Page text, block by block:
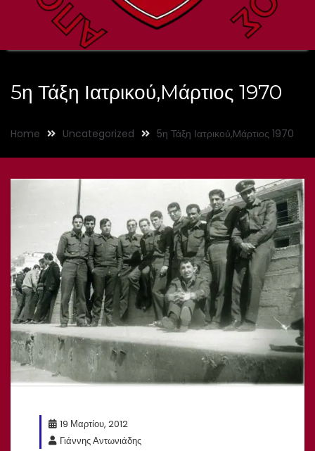
5η Τάξη Ιατρικού,Mάρτιος 1970
Home Uncategorized 5η Τάξη Ιατρικού,Mάρτιος 1970
19 Μαρτίου, 2012
Γιάννης Αντωνιάδης